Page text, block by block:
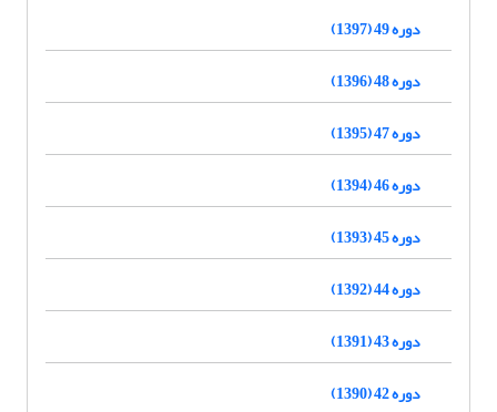
دوره 49 (1397)
دوره 48 (1396)
دوره 47 (1395)
دوره 46 (1394)
دوره 45 (1393)
دوره 44 (1392)
دوره 43 (1391)
دوره 42 (1390)